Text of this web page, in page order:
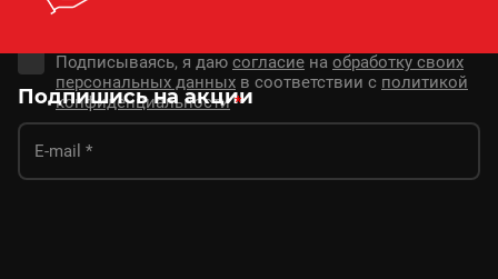
Подпишись на акции
Подписываясь, я даю согласие на обработку своих
персональных данных в соответствии с политикой
конфиденциальности *